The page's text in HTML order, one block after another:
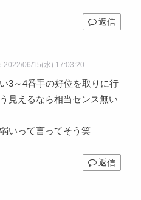
返信
2022/06/15(水) 17:03:20
3～4番手の好位を取りに行
見えるなら相当センス無い
いって言ってそう笑
返信